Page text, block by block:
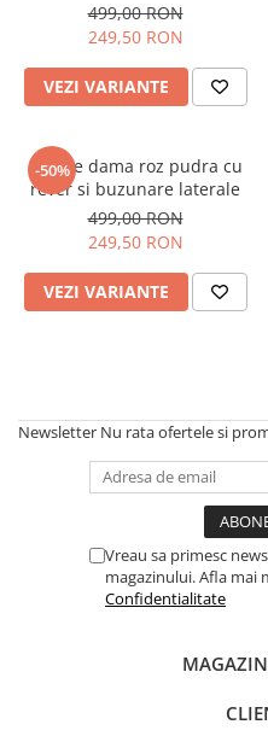
499,00 RON
249,50 RON
VEZI VARIANTE
-50%
Rochie dama roz pudra cu
rever si buzunare laterale
499,00 RON
249,50 RON
VEZI VARIANTE
Newsletter Nu rata ofertele si
Vreau sa primesc
magazinului. Afla mai
Confidentialitate